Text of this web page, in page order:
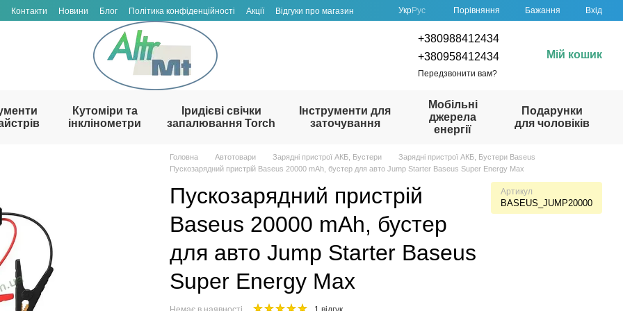
Контакти Новини Блог Політика конфіденційності Акції
Відгуки про магазин
УкрРус Порівняння Бажання Вхід
+380988412434
+380958412434
Передзвонити вам?
Мій кошик
Кутоміри та
інклінометри
Іридієві свічки
запалювання Torch
Інструменти для
заточування
Мобільні
джерела
енергії
Подарунки
для чоловіків
Головна Автотовари Зарядні пристрої АКБ, Бустери
Зарядні пристрої АКБ, Бустери Baseus
Пускозарядний пристрій Baseus 20000 mAh, бустер для авто Jump Starter Baseus Super Energy Max
Пускозарядний пристрій
Baseus 20000 mAh, бустер
для авто Jump Starter Baseus
Super Energy Max
Артикул
BASEUS_JUMP20000